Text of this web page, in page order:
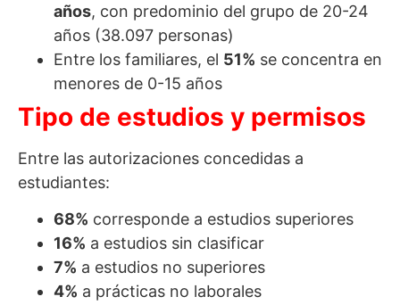
años, con predominio del grupo de 20-24
años (38.097 personas)
Entre los familiares, el 51% se concentra en
menores de 0-15 años
Tipo de estudios y permisos
Entre las autorizaciones concedidas a
estudiantes:
68% corresponde a estudios superiores
16% a estudios sin clasificar
7% a estudios no superiores
4% a prácticas no laborales